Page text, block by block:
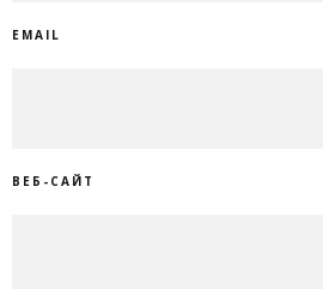
EMAIL
ВЕБ-САЙТ